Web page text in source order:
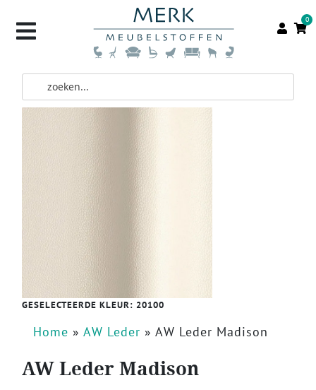
0
GESELECTEERDE KLEUR: 20100
Home » AW Leder » AW Leder Madison
AW Leder Madison